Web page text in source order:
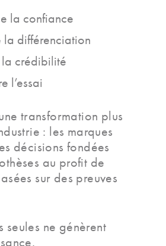
la confiance
la différenciation
crédibilité
l’essai
transformation plus
: les marques
décisions fondées
au profit de
sur des preuves
seules ne génèrent